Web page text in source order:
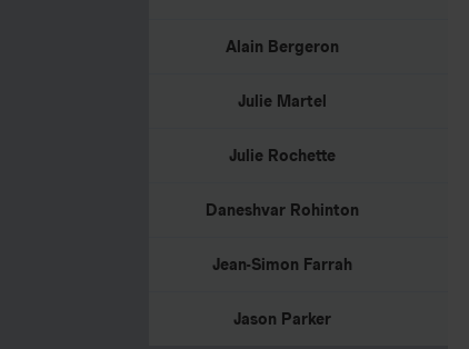
Alain Bergeron
Julie Martel
Julie Rochette
Daneshvar Rohinton
Jean-Simon Farrah
Jason Parker